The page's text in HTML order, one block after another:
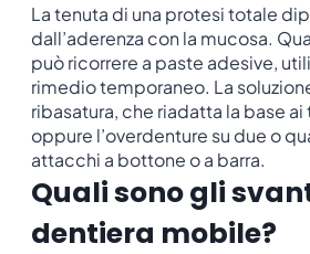
La tenuta di una protesi totale
dall’aderenza con la mucosa.
può ricorrere a paste adesive,
rimedio temporaneo. La
ribasatura, che riadatta la base
oppure l’overdenture su due o
attacchi a bottone o a barra.
Quali sono gli
dentiera mobile?